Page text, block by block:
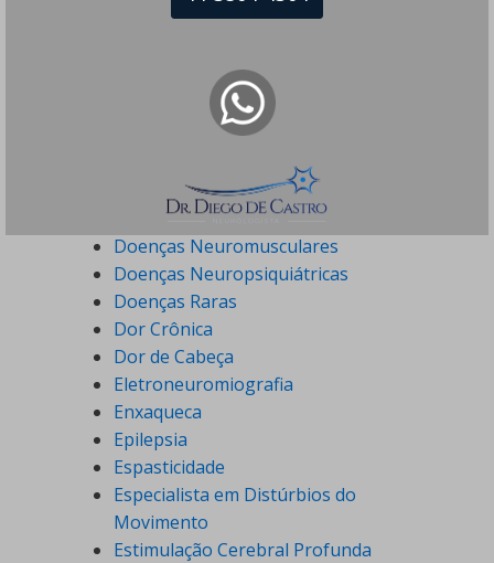
Demências
Distúrbios do Movimento
Distúrbios do Sono
Doença de Alzheimer
Doenças Desmielinizantes
Doenças Neurodegenerativas
Doenças Neuromusculares
Doenças Neuropsiquiátricas
Doenças Raras
Dor Crônica
Dor de Cabeça
Eletroneuromiografia
Enxaqueca
Epilepsia
Espasticidade
Especialista em Distúrbios do
Movimento
Estimulação Cerebral Profunda